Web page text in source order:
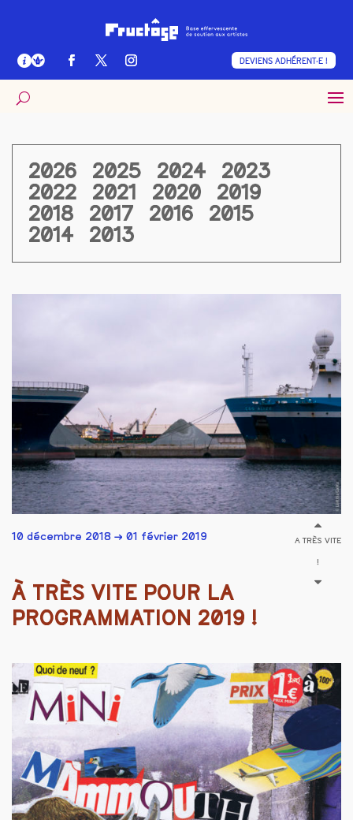
DEVIENS ADHÉRENT·E !
2026 2025 2024
2023
2022
2021 2020
2019
2018
2017 2016
2015
2014
2013
10 décembre 2018 → 01 février 2019 A TRÈS VITE
!
À TRÈS VITE POUR LA
PROGRAMMATION 2019 !